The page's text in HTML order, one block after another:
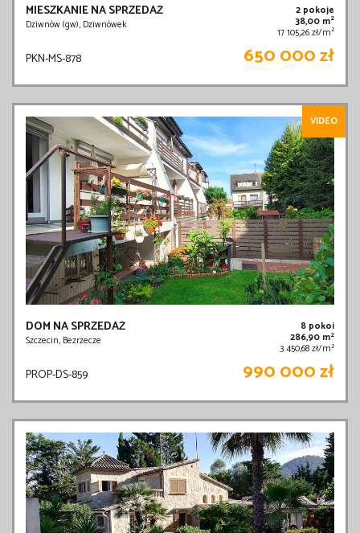
MIESZKANIE NA SPRZEDAŻ
Dziwnów (gw), Dziwnówek
2 pokoje
38,00 m2
17 105,26 zł/m2
PKN-MS-878 650 000 zł
VIDEO
DOM NA SPRZEDAŻ
Szczecin, Bezrzecze
8 pokoi
286,90 m2
3 450,68 zł/m2
PROP-DS-859 990 000 zł